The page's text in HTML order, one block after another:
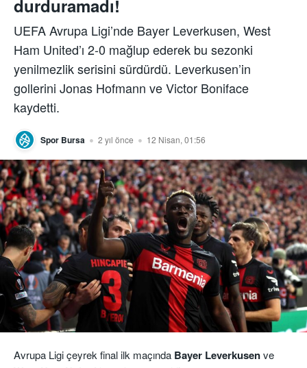
durduramadı!
UEFA Avrupa Ligi’nde Bayer Leverkusen, West
Ham United’ı 2-0 mağlup ederek bu sezonki
yenilmezlik serisini sürdürdü. Leverkusen’in
gollerini Jonas Hofmann ve Victor Boniface
kaydetti.
Spor Bursa 2 yıl önce 12 Nisan, 01:56
Avrupa Ligi çeyrek final ilk maçında Bayer Leverkusenve